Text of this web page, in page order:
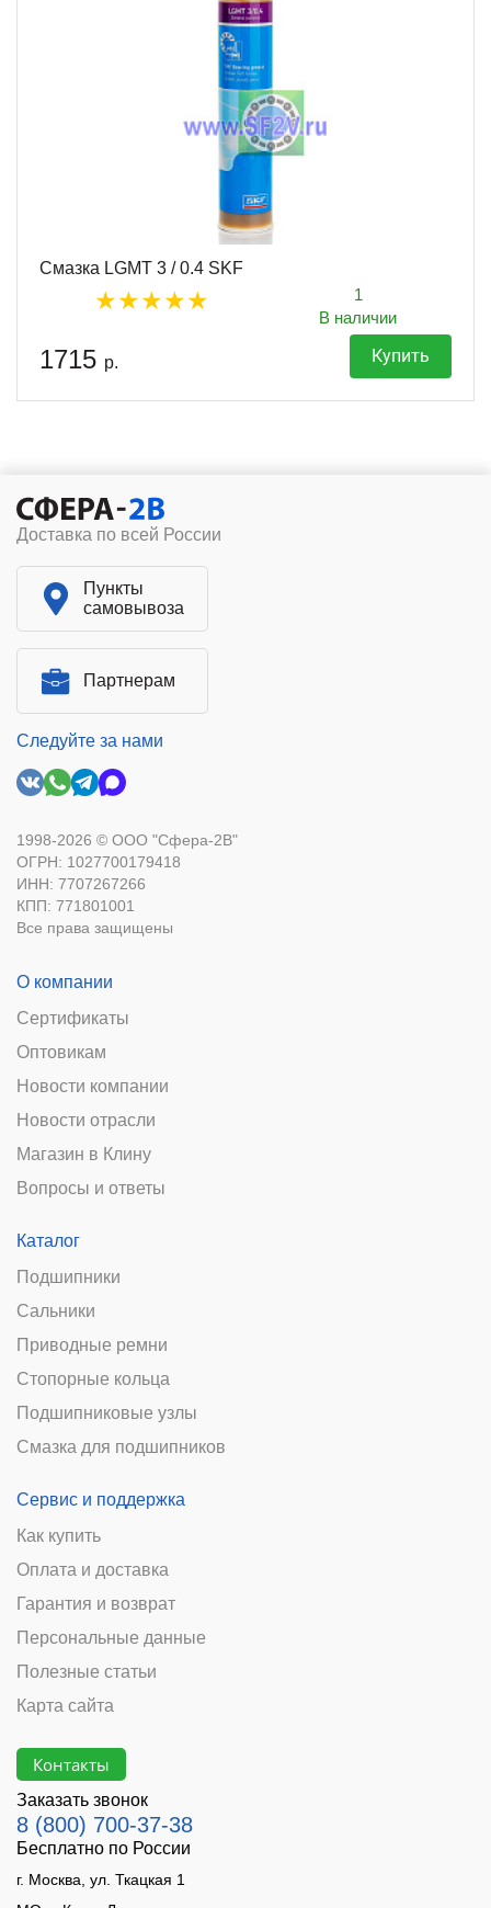
Смазка LGMT 3 / 0.4 SKF
1
В наличии
1715 р. Купить
Доставка по всей России
Пункты
самовывоза
Партнерам
Следуйте за нами
1998-2026 © ООО "Сфера-2В"
ОГРН: 1027700179418
ИНН: 7707267266
КПП: 771801001
Все права защищены
О компании
Сертификаты
Оптовикам
Новости компании
Новости отрасли
Магазин в Клину
Вопросы и ответы
Каталог
Подшипники
Сальники
Приводные ремни
Стопорные кольца
Подшипниковые узлы
Смазка для подшипников
Сервис и поддержка
Как купить
Оплата и доставка
Гарантия и возврат
Персональные данные
Полезные статьи
Карта сайта
Контакты
Заказать звонок
8 (800) 700-37-38
Бесплатно по России
г. Москва, ул. Ткацкая 1